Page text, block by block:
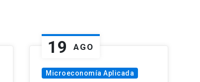
19 AGO
Microeconomía Aplicada